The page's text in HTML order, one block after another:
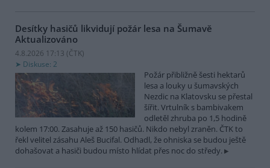
Desítky hasičů likvidují požár lesa na Šumavě
Aktualizováno
4.8.2026 17:13 (ČTK)
Diskuse: 2
Požár přibližně šesti hektarů
lesa a louky u šumavských
Nezdic na Klatovsku se přestal
šířit. Vrtulník s bambivakem
odletěl zhruba po 1,5 hodině
kolem 17:00. Zasahuje až 150 hasičů. Nikdo nebyl zraněn. ČTK to
řekl velitel zásahu Aleš Bucifal. Odhadl, že ohniska se budou ještě
dohašovat a hasiči budou místo hlídat přes noc do středy.